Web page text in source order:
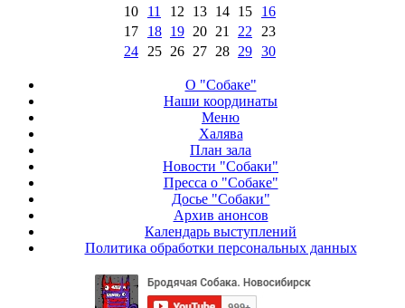
10
11 12 13 14 15
16
17
18 19 20 21 22
23
24
25 26 27 28 29 30
О "Собаке"
Наши координаты
Меню
Халява
План зала
Новости "Собаки"
Пресса о "Собаке"
Досье "Собаки"
Архив анонсов
Календарь выступлений
Политика обработки персональных данных